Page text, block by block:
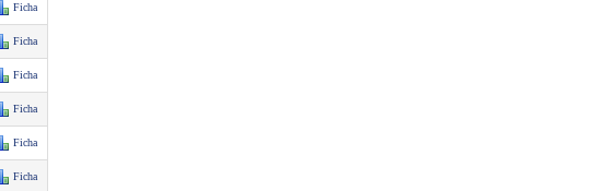
Ficha
Ficha
Ficha
Ficha
Ficha
Ficha